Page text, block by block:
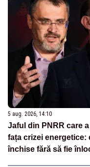
5 aug. 2026, 14:10
Jaful din PNRR care
fața crizei energetice:
închise fără să fie